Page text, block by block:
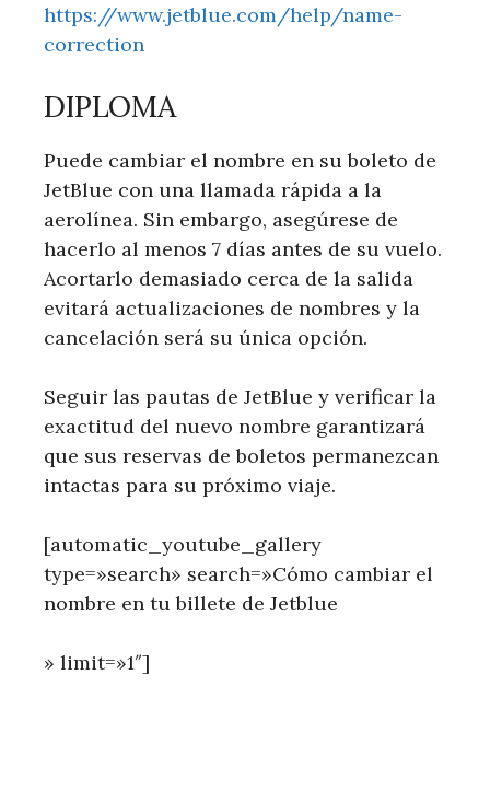
https://www.jetblue.com/help/name-
correction
DIPLOMA
Puede cambiar el nombre en su boleto de
JetBlue con una llamada rápida a la
aerolínea. Sin embargo, asegúrese de
hacerlo al menos 7 días antes de su vuelo.
Acortarlo demasiado cerca de la salida
evitará actualizaciones de nombres y la
cancelación será su única opción.
Seguir las pautas de JetBlue y verificar la
exactitud del nuevo nombre garantizará
que sus reservas de boletos permanezcan
intactas para su próximo viaje.
[automatic_youtube_gallery
type=»search» search=»Cómo cambiar el
nombre en tu billete de Jetblue
» limit=»1″]